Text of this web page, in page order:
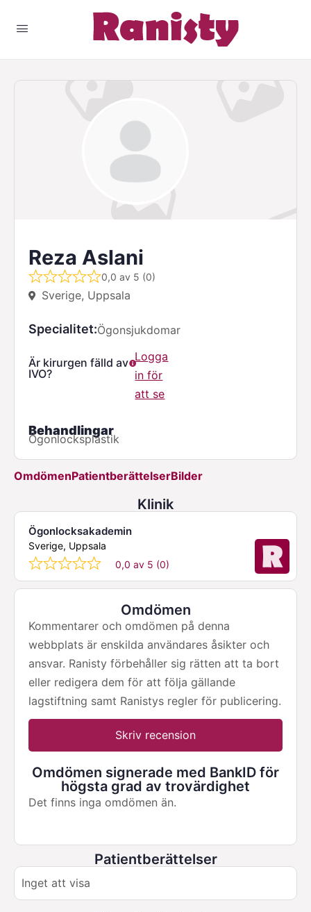
Reza Aslani
0,0 av 5 (0)
Sverige, Uppsala
Specialitet Ögonsjukdomar
Är kirurgen fälld av
IVO?
Logga
in för
att se
Behandlingar
Ögonlocksplastik
OmdömenPatientberättelserBilder
Klinik
Ögonlocksakademin
Sverige, Uppsala
0,0 av 5 (0)
Omdömen
Kommentarer och omdömen på denna
webbplats är enskilda användares åsikter och
ansvar. Ranisty förbehåller sig rätten att ta bort
eller redigera dem för att följa gällande
lagstiftning samt Ranistys regler för publicering.
Skriv recension
Omdömen signerade med BankID för
högsta grad av trovärdighet
Det finns inga omdömen än.
Patientberättelser
Inget att visa